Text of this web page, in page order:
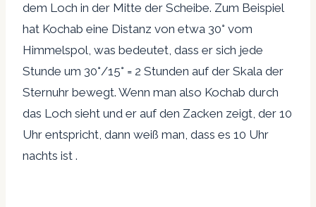
dem Loch in der Mitte der Scheibe. Zum Beispiel
hat Kochab eine Distanz von etwa 30° vom
Himmelspol, was bedeutet, dass er sich jede
Stunde um 30°/15° = 2 Stunden auf der Skala der
Sternuhr bewegt. Wenn man also Kochab durch
das Loch sieht und er auf den Zacken zeigt, der 10
Uhr entspricht, dann weiß man, dass es 10 Uhr
nachts ist .